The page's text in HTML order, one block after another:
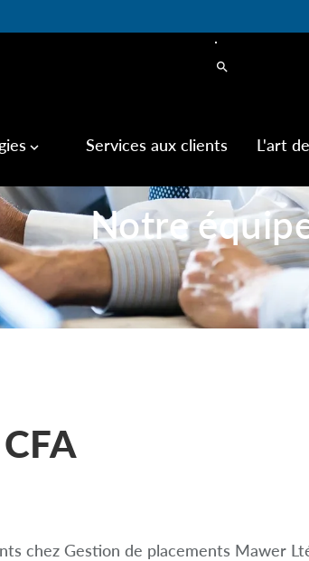
search
keyboard_arrow_down Services aux clients L'art
Notre
chez Gestion de placements Mawer